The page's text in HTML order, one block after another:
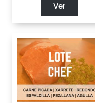
Ver